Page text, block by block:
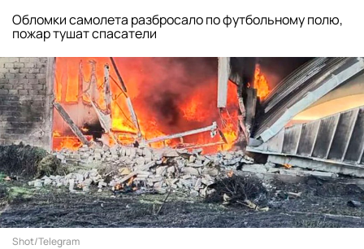
Обломки самолета разбросало по футбольному полю,
пожар тушат спасатели
Shot/Telegram